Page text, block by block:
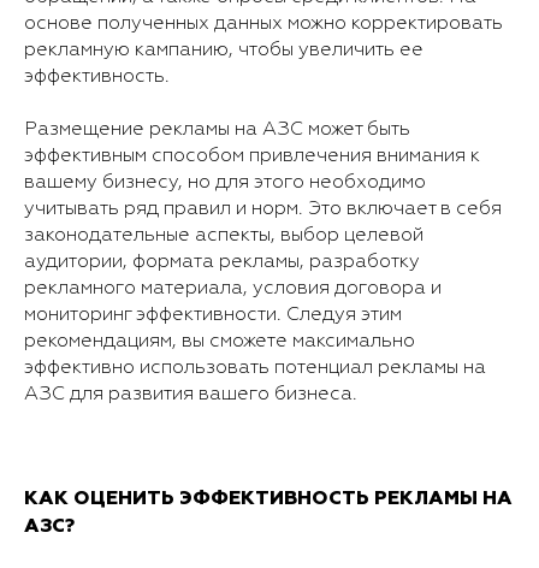
основе полученных данных можно корректировать
рекламную кампанию, чтобы увеличить ее
эффективность.
Размещение рекламы на АЗС может быть
эффективным способом привлечения внимания к
вашему бизнесу, но для этого необходимо
учитывать ряд правил и норм. Это включает в себя
законодательные аспекты, выбор целевой
аудитории, формата рекламы, разработку
рекламного материала, условия договора и
мониторинг эффективности. Следуя этим
рекомендациям, вы сможете максимально
эффективно использовать потенциал рекламы на
АЗС для развития вашего бизнеса.
КАК ОЦЕНИТЬ ЭФФЕКТИВНОСТЬ РЕКЛАМЫ НА
АЗС?